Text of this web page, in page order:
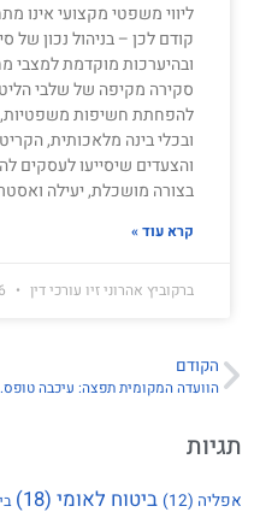
ליווי משפטי מקצועי אינו
קודם לכן – בניהול נכון של
ובהיערכות מוקדמת למצבי
סקירה מקיפה של שלבי
להפחתת חשיפות משפטיות,
ובכלי בינה מלאכותית,
והצעדים שיסייעו לעסקים
בצורה מושכלת, יעילה
קרא עוד »
ברקוביץ אהרוני זיו עורכי דין
הקודם
הוועדה
תגיות
אפליה (12) ביטוח לאומי (18)